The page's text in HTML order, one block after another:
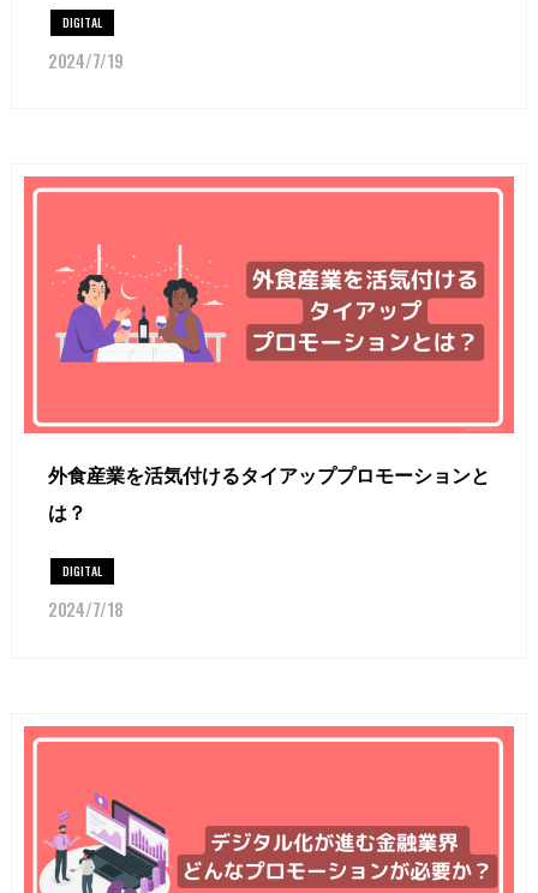
DIGITAL
2024/7/19
外食産業を活気付けるタイアッププロモーションと
は？
DIGITAL
2024/7/18